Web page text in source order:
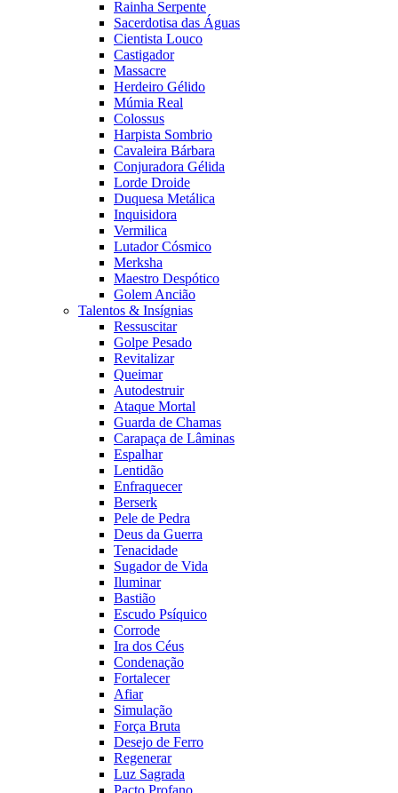
Rainha Serpente
Sacerdotisa das Águas
Cientista Louco
Castigador
Massacre
Herdeiro Gélido
Múmia Real
Colossus
Harpista Sombrio
Cavaleira Bárbara
Conjuradora Gélida
Lorde Droide
Duquesa Metálica
Inquisidora
Vermilica
Lutador Cósmico
Merksha
Maestro Despótico
Golem Ancião
Talentos & Insígnias
Ressuscitar
Golpe Pesado
Revitalizar
Queimar
Autodestruir
Ataque Mortal
Guarda de Chamas
Carapaça de Lâminas
Espalhar
Lentidão
Enfraquecer
Berserk
Pele de Pedra
Deus da Guerra
Tenacidade
Sugador de Vida
Iluminar
Bastião
Escudo Psíquico
Corrode
Ira dos Céus
Condenação
Fortalecer
Afiar
Simulação
Força Bruta
Desejo de Ferro
Regenerar
Luz Sagrada